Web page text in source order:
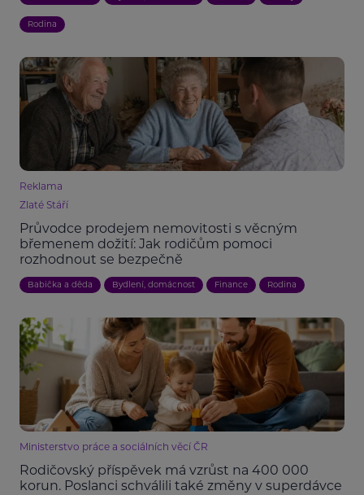
Rodina
Reklama
Zlaté Stáří
Průvodce prodejem nemovitosti s věcným
břemenem dožití: Jak rodičům pomoci
rozhodnout se bezpečně
Babička a děda Bydlení, domácnost Finance Rodina
Ministerstvo práce a sociálních věcí ČR
Rodičovský příspěvek má vzrůst na 400 000
korun. Poslanci schválili také změny v superdávce